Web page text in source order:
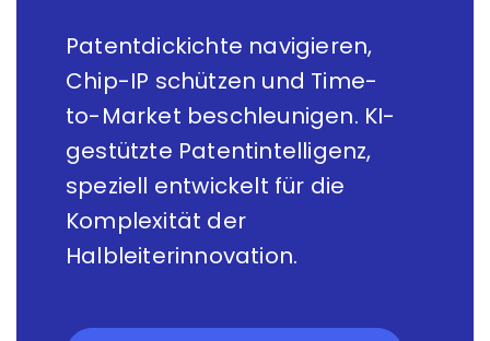
Patentdickichte navigieren,
Chip-IP schützen und Time-
to-Market beschleunigen. KI-
gestützte Patentintelligenz,
speziell entwickelt für die
Komplexität der
Halbleiterinnovation.